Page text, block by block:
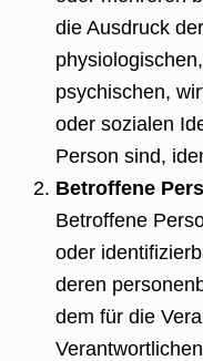
die Ausdruck
psychischen,
oder sozialen
Person sind,
Betroffene
Betroffene
oder
deren
dem für die